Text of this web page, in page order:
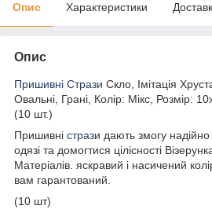
Опис Характеристики
Опис
Пришивні Стрази Скло, Імітація
Овальні, Грані, Колір: Мікс, Розмір:
(10 шт.)
Пришивні стрази дають змогу
одязі та домогтися цілісності
Матеріалів. яскравий і насичений
вам гарантований.
(10 шт)